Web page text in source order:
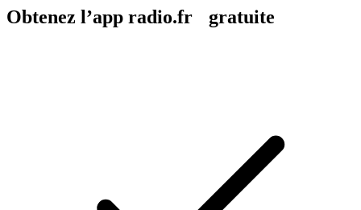
Obtenez l’app radio.fr gratuite